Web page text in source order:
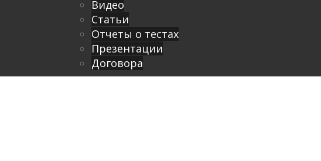
Видео
Cтатьи
Отчеты о тестах
Презентации
Договора